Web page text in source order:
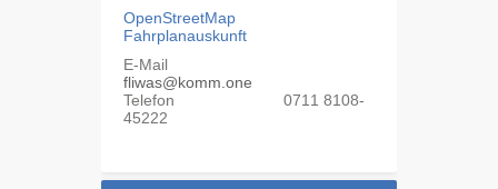
OpenStreetMap
Fahrplanauskunft
E-Mail
fliwas@komm.one
Telefon
0711 8108-
45222